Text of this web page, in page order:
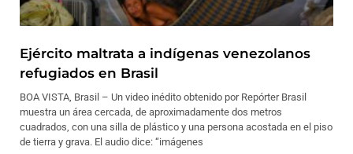
Ejército maltrata a indígenas venezolanos
refugiados en Brasil
BOA VISTA, Brasil – Un video inédito obtenido por Repórter Brasil
muestra un área cercada, de aproximadamente dos metros
cuadrados, con una silla de plástico y una persona acostada en el piso
de tierra y grava. El audio dice: “imágenes